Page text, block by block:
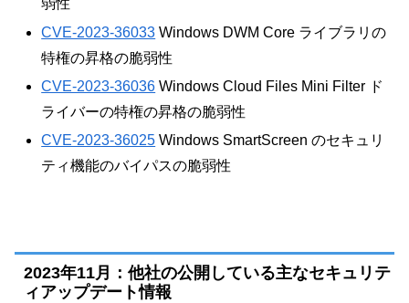
弱性
CVE-2023-36033 Windows DWM Core ライブラリの
特権の昇格の脆弱性
CVE-2023-36036 Windows Cloud Files Mini Filter ド
ライバーの特権の昇格の脆弱性
CVE-2023-36025 Windows SmartScreen のセキュリ
ティ機能のバイパスの脆弱性
2023年11月：他社の公開している主なセキュリテ
ィアップデート情報